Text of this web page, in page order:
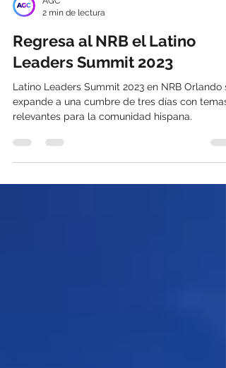
AGC
2 min de lectura
Regresa al NRB el Latino
Leaders Summit 2023
Latino Leaders Summit 2023 en NRB Orlando